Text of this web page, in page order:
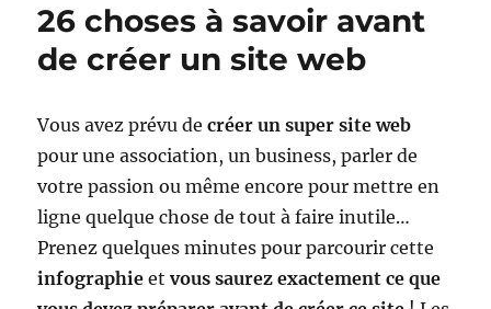
liste
sites
26 choses à savoir avant
de créer un site web
Vous avez prévu decréer un super site web
pour une association, un business, parler de
votre passion ou même encore pour mettre en
ligne quelque chose de tout à faire inutile…
Prenez quelques minutes pour parcourir cette
infographieetvous saurez exactement ce que